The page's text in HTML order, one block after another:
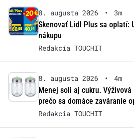
8. augusta 2026 •
3m
Skenovať Lidl Plus sa oplatí:
nákupu
Redakcia TOUCHIT
8. augusta 2026 •
4m
Menej soli aj cukru.
prečo sa domáce zaváranie
Redakcia TOUCHIT